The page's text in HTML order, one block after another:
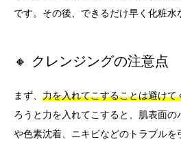
です。その後、できるだけ早く化粧水
🔸 クレンジングの注意点
まず、 力を入れてこすることは避けて
ろうと力を入れてこすると、肌表面
や色素沈着、ニキビなどのトラブルを